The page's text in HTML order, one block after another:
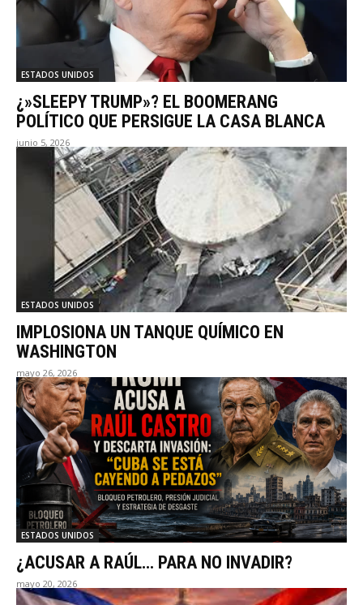
ESTADOS UNIDOS
¿»SLEEPY TRUMP»? EL BOOMERANG
POLÍTICO QUE PERSIGUE LA CASA BLANCA
junio 5, 2026
ESTADOS UNIDOS
IMPLOSIONA UN TANQUE QUÍMICO EN
WASHINGTON
mayo 26, 2026
ESTADOS UNIDOS
¿ACUSAR A RAÚL… PARA NO INVADIR?
mayo 20, 2026